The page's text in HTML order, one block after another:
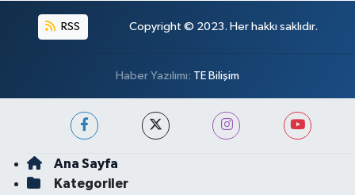
RSS Copyright © 2023. Her hakkı saklıdır.
Haber Yazılımı: TE Bilişim
Ana Sayfa
Kategoriler